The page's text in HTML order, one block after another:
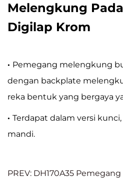
Melengkung
Digilap Krom
· Pemegang melengkung
dengan backplate
reka bentuk yang bergaya
· Terdapat dalam versi
mandi.
PREV: DH170A35